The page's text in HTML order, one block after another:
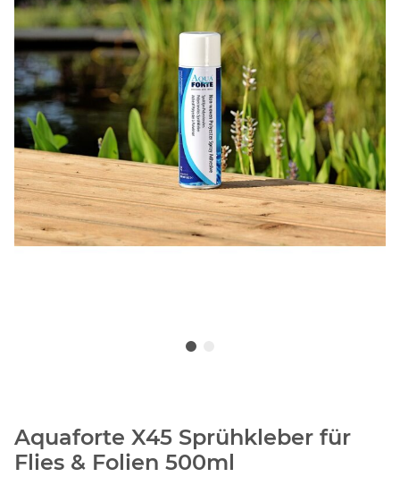
Aquaforte X45 Sprühkleber für
Flies & Folien 500ml